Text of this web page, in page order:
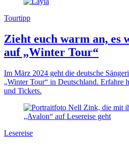
Tourtipp
Zieht euch warm an, es
auf „Winter Tour“
Im März 2024 geht die deutsche
„Winter Tour“ in Deutschland. Erfahre
und Tickets.
Lesereise